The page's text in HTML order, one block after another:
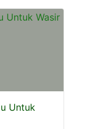
Untuk